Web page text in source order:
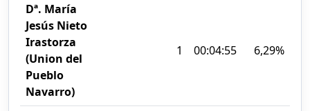
Dª. María
Jesús Nieto
Irastorza
(Union del
Pueblo
Navarro)
1 00:04:55 6,29%